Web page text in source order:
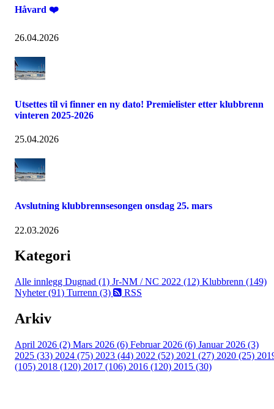
Håvard ❤️
26.04.2026
Utsettes til vi finner en ny dato! Premielister etter klubbrenn
vinteren 2025-2026
25.04.2026
Avslutning klubbrennsesongen onsdag 25. mars
22.03.2026
Kategori
Alle innlegg Dugnad (1) Jr-NM / NC 2022 (12) Klubbrenn (149)
Nyheter (91) Turrenn (3) RSS
Arkiv
April 2026 (2) Mars 2026 (6) Februar 2026 (6) Januar 2026 (3)
2025 (33) 2024 (75) 2023 (44) 2022 (52) 2021 (27) 2020 (25)
(105) 2018 (120) 2017 (106) 2016 (120) 2015 (30)